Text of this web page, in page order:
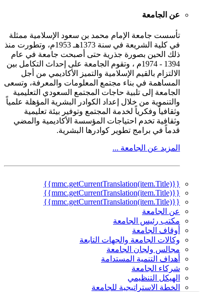
عن الجامعة
تأسست جامعة الإمام محمد بن سعود الإسلامية ممثلة
في كلية الشريعة في سنة 1373هـ 1953م، وتطورت منذ
ذلك الحين بصورة جذرية حتى أصبحت جامعة في عام
1394 - 1974م ، وتقوم الجامعة على إحداث التكامل بين
الالتزام بالقيم الإسلامية والتميز الأكاديمي من أجل
المساهمة في بناء مجتمع المعلومات والمعرفة، وتسعى
الجامعة إلى تلبية حاجات المجتمع السعودي التعليمية
والتنموية من خلال إعداد الكوادر البشرية المؤهلة علمياً
وثقافياً وفكرياً لخدمة المجتمع وتوفير بيئة تعليمية
وثقافية تخدم احتياجات المؤسسة الأكاديمية والمضي
قدماً في برامج تطوير كوادرها البشرية.
المزيد عن الجامعة ...
{{mmc.getCurrentTranslation(item.Title)}}
{{mmc.getCurrentTranslation(item.Title)}}
{{mmc.getCurrentTranslation(item.Title)}}
عن الجامعة
مكتب رئيس الجامعة
أوقاف الجامعة
وكالات الجامعة والجهات التابعة
مجالس ولجان الجامعة
أهداف التنمية المستدامة
شركاء الجامعة
الهيكل التنظيمي
الخطة الاستراتيجية للجامعة